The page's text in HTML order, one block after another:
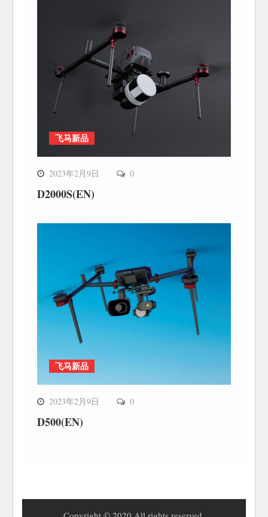
飞马新品
2023年2月9日 0
D2000S(EN)
飞马新品
2023年2月9日 0
D500(EN)